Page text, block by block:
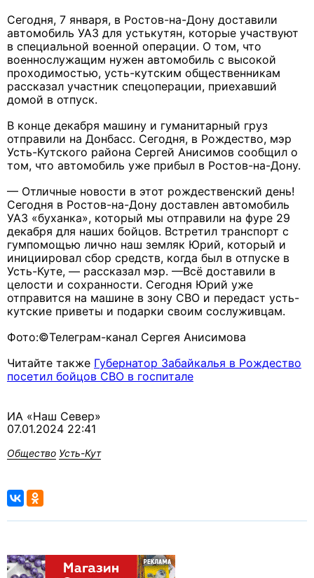
Сегодня, 7 января, в Ростов-на-Дону доставили
автомобиль УАЗ для устькутян, которые участвуют
в специальной военной операции. О том, что
военнослужащим нужен автомобиль с высокой
проходимостью, усть-кутским общественникам
рассказал участник спецоперации, приехавший
домой в отпуск.
В конце декабря машину и гуманитарный груз
отправили на Донбасс. Сегодня, в Рождество, мэр
Усть-Кутского района Сергей Анисимов сообщил о
том, что автомобиль уже прибыл в Ростов-на-Дону.
— Отличные новости в этот рождественский день!
Сегодня в Ростов-на-Дону доставлен автомобиль
УАЗ «буханка», который мы отправили на фуре 29
декабря для наших бойцов. Встретил транспорт с
гумпомощью лично наш земляк Юрий, который и
инициировал сбор средств, когда был в отпуске в
Усть-Куте, — рассказал мэр. —Всё доставили в
целости и сохранности. Сегодня Юрий уже
отправится на машине в зону СВО и передаст усть-
кутские приветы и подарки своим сослуживцам.
Фото:©Телеграм-канал Сергея Анисимова
Читайте также Губернатор Забайкалья в Рождество
посетил бойцов СВО в госпитале
ИА «Наш Север»
07.01.2024 22:41
Общество Усть-Кут